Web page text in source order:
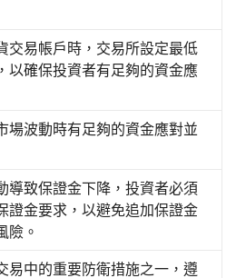
交易帳戶時，交易所設定最低
以確保投資者有足夠的資金應
場波動時有足夠的資金應對並
導致保證金下降，投資者必須
證金要求，以避免追加保證金
險。
易中的重要防衛措施之一，遵